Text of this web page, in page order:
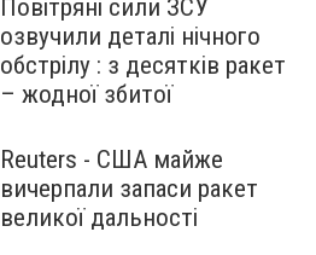
Повітряні сили ЗСУ
озвучили деталі нічного
обстрілу : з десятків ракет
– жодної збитої
Reuters - США майже
вичерпали запаси ракет
великої дальності